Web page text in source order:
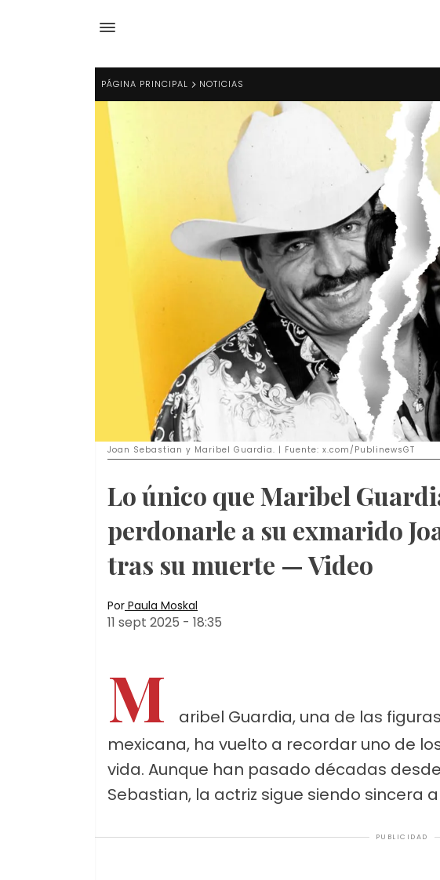
PÁGINA PRINCIPAL NOTICIAS
Joan Sebastian y Maribel Guardia. | Fuente: x.com/PublinewsGT
Lo único que Maribel
perdonarle a su exmarido
tras su muerte — Video
Por Paula Moskal
11 sept 2025 - 18:35
M
aribel Guardia, una de las
mexicana, ha vuelto a recordar uno de
vida. Aunque han pasado décadas
Sebastian, la actriz sigue siendo sincera
PUBLICIDAD